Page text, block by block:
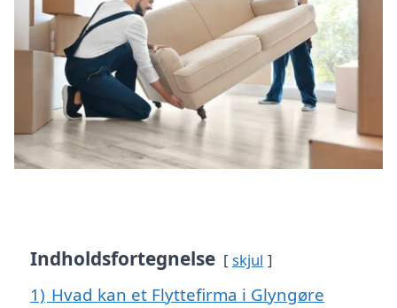
Indholdsfortegnelse skjul
1) Hvad kan et Flyttefirma i Glyngøre